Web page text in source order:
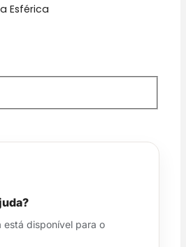
Esférica
está disponível para o